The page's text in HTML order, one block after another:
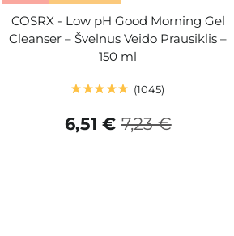
COSRX - Low pH Good Morning Gel
Cleanser – Švelnus Veido Prausiklis –
150 ml
1045
7,23 €
6,51 €